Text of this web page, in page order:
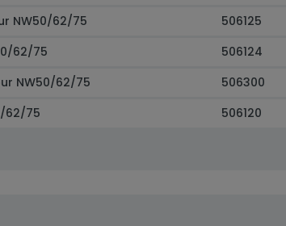
NW50/62/75
506125
62/75
506124
NW50/62/75
506300
62/75
506120